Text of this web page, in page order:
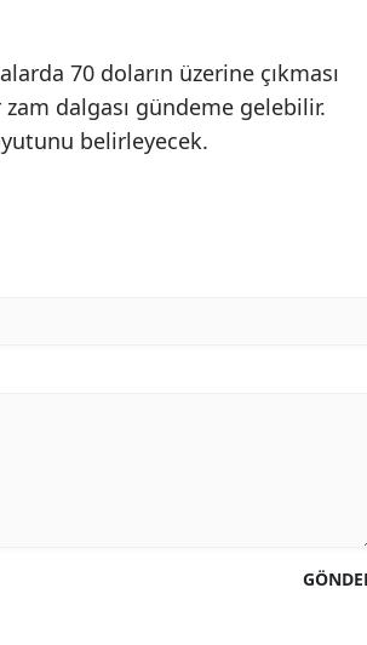
70 doların üzerine çıkması
dalgası gündeme gelebilir.
belirleyecek.